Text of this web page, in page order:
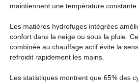
maintiennent une température constante
Les matières hydrofuges intégrées
confort dans la neige ou sous la pluie.
combinée au chauffage actif évite la
refroidit rapidement les mains.
Les statistiques montrent que 65% des